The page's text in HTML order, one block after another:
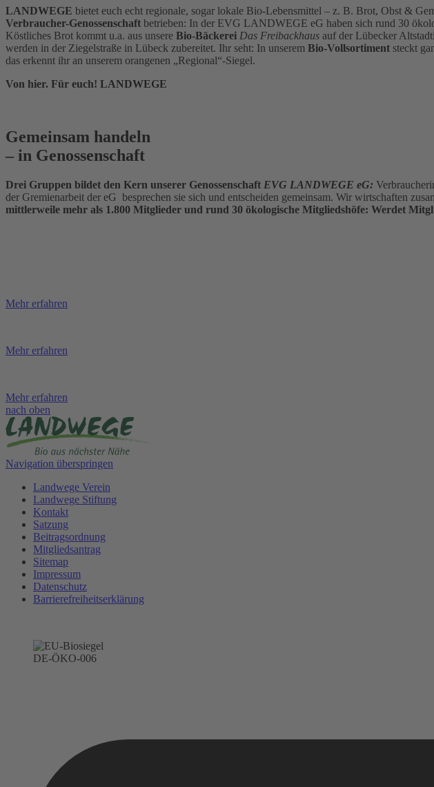
LANDWEGE bietet euch echt regionale, sogar lokale Bio-Lebensmittel – z. B. Brot, Obst &
Verbraucher-Genossenschaft betrieben: In der EVG LANDWEGE eG haben sich rund 30
Köstliches Brot kommt u.a. aus unsere Bio-Bäckerei Das Freibackhaus auf der Lübecker
werden in der Ziegelstraße in Lübeck zubereitet. Ihr seht: In unserem Bio-Vollsortiment steckt
das erkennt ihr an unserem orangenen „Regional“-Siegel.
Von hier. Für euch! LANDWEGE
Gemeinsam handeln
– in Genossenschaft
Drei Gruppen bildet den Kern unserer Genossenschaft EVG LANDWEGE eG:
der Gremienarbeit der eG besprechen sie sich und entscheiden gemeinsam. Wir wirtschaften
mittlerweile mehr als 1.800 Mitglieder und rund 30 ökologische Mitgliedshöfe: Werdet
Mehr erfahren
Mehr erfahren
Mehr erfahren
nach oben
Navigation überspringen
Landwege Verein
Landwege Stiftung
Kontakt
Satzung
Beitragsordnung
Mitgliedsantrag
Sitemap
Impressum
Datenschutz
Barrierefreiheitserklärung
DE-ÖKO-006